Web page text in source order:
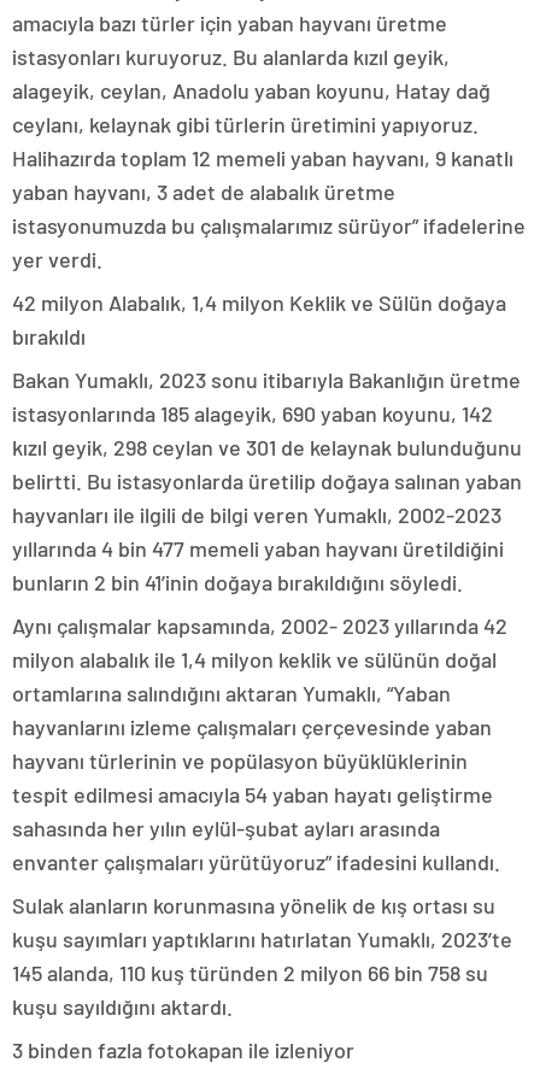
amacıyla bazı türler için yaban hayvanı üretme
istasyonları kuruyoruz. Bu alanlarda kızıl geyik,
alageyik, ceylan, Anadolu yaban koyunu, Hatay dağ
ceylanı, kelaynak gibi türlerin üretimini yapıyoruz.
Halihazırda toplam 12 memeli yaban hayvanı, 9 kanatlı
yaban hayvanı, 3 adet de alabalık üretme
istasyonumuzda bu çalışmalarımız sürüyor” ifadelerine
yer verdi.
42 milyon Alabalık, 1,4 milyon Keklik ve Sülün doğaya
bırakıldı
Bakan Yumaklı, 2023 sonu itibarıyla Bakanlığın üretme
istasyonlarında 185 alageyik, 690 yaban koyunu, 142
kızıl geyik, 298 ceylan ve 301 de kelaynak bulunduğunu
belirtti. Bu istasyonlarda üretilip doğaya salınan yaban
hayvanları ile ilgili de bilgi veren Yumaklı, 2002-2023
yıllarında 4 bin 477 memeli yaban hayvanı üretildiğini
bunların 2 bin 41’inin doğaya bırakıldığını söyledi.
Aynı çalışmalar kapsamında, 2002- 2023 yıllarında 42
milyon alabalık ile 1,4 milyon keklik ve sülünün doğal
ortamlarına salındığını aktaran Yumaklı, “Yaban
hayvanlarını izleme çalışmaları çerçevesinde yaban
hayvanı türlerinin ve popülasyon büyüklüklerinin
tespit edilmesi amacıyla 54 yaban hayatı geliştirme
sahasında her yılın eylül-şubat ayları arasında
envanter çalışmaları yürütüyoruz” ifadesini kullandı.
Sulak alanların korunmasına yönelik de kış ortası su
kuşu sayımları yaptıklarını hatırlatan Yumaklı, 2023’te
145 alanda, 110 kuş türünden 2 milyon 66 bin 758 su
kuşu sayıldığını aktardı.
3 binden fazla fotokapan ile izleniyor